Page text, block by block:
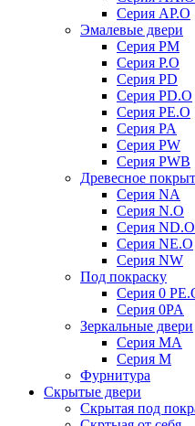
Серия AP.O
Эмалевые двери
Серия PM
Серия P.O
Серия PD
Серия PD.O
Серия PE.O
Серия PA
Серия PW
Серия PWB
Древесное
Серия NA
Серия N.O
Серия ND.O
Серия NE.O
Серия NW
Под покраску
Серия 0
Серия 0PA
Зеркальные двери
Серия MA
Серия M
Фурнитура
Скрытые двери
Скрытая под